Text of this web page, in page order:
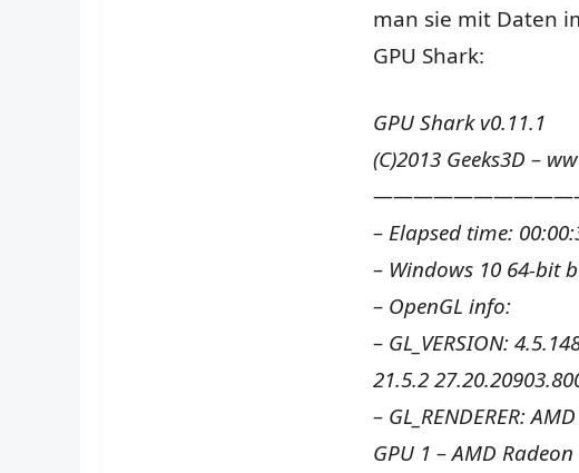
man sie mit Daten
GPU Shark:
GPU Shark v0.11.1
(C)2013 Geeks3D –
– Elapsed time:
– Windows 10 64-bit
– OpenGL info:
– GL_VERSION:
21.5.2
– GL_RENDERER:
GPU 1 – AMD